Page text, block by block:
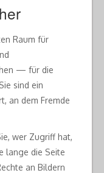
Raum für
— für die
sind ein
an dem Fremde
wer Zugriff hat,
lange die Seite
an Bildern